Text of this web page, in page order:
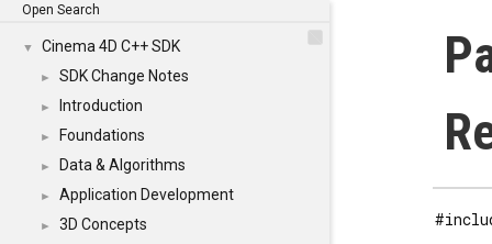
Open Search
▼ Cinema 4D C++ SDK
► SDK Change Notes
► Introduction
► Foundations
► Data & Algorithms
► Application Development
► 3D Concepts